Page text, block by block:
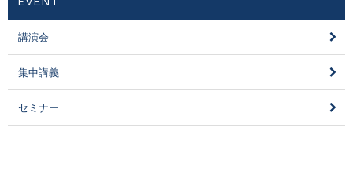
講演会
集中講義
セミナー